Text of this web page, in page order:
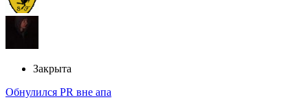
Закрыта
Обнулился PR вне апа